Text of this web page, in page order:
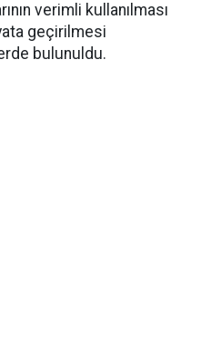
verimli kullanılması
geçirilmesi
bulunuldu.